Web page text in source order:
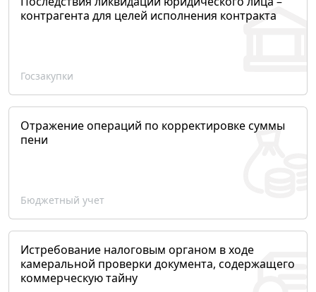
контрагента для целей исполнения контракта
Госзакупки
Отражение операций по корректировке суммы
пени
Бюджетный учет
Истребование налоговым органом в ходе
камеральной проверки документа, содержащего
коммерческую тайну